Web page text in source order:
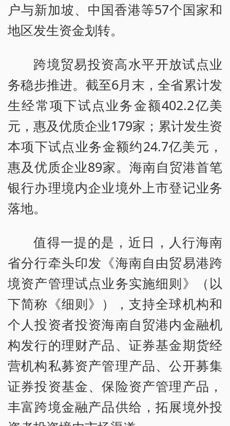
户与新加坡、中国香港等57个国家和
地区发生资金划转。
跨境贸易投资高水平开放试点业
务稳步推进。截至6月末，全省累计发
生经常项下试点业务金额402.2亿美
元，惠及优质企业179家；累计发生资
本项下试点业务金额约24.7亿美元，
惠及优质企业89家。海南自贸港首笔
银行办理境内企业境外上市登记业务
落地。
值得一提的是，近日，人行海南
省分行牵头印发《海南自由贸易港跨
境资产管理试点业务实施细则》（以
下简称《细则》），支持全球机构和
个人投资者投资海南自贸港内金融机
构发行的理财产品、证券基金期货经
营机构私募资产管理产品、公开募集
证券投资基金、保险资产管理产品，
丰富跨境金融产品供给，拓展境外投